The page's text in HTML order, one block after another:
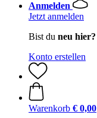
Anmelden
Jetzt anmelden
Bist du neu hier?
Konto erstellen
Warenkorb € 0,00